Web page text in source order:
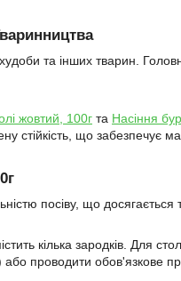
та інших тварин.
жовтий, 100г та Насіння
стійкість, що забезпечує
посіву, що
кілька зародків. Для
проводити обов'язкове